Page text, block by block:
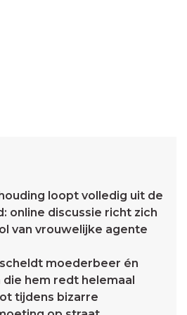
loopt volledig uit de
online discussie richt zich
van vrouwelijke agente
scheldt moederbeer én
die hem redt helemaal
tijdens bizarre